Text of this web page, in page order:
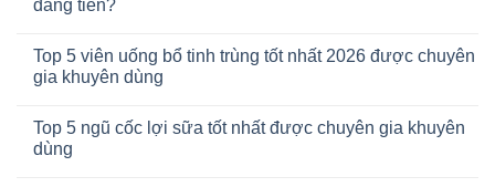
đáng tiền?
Top 5 viên uống bổ tinh trùng tốt nhất 2026 được chuyên
gia khuyên dùng
Top 5 ngũ cốc lợi sữa tốt nhất được chuyên gia khuyên
dùng